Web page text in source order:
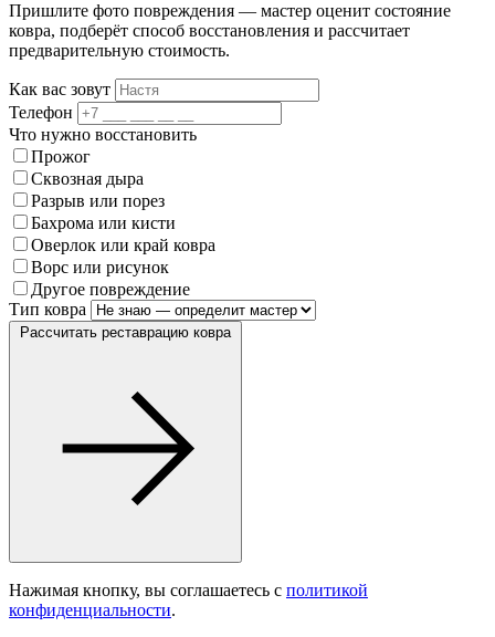
Пришлите фото повреждения — мастер оценит состояние
ковра, подберёт способ восстановления и рассчитает
предварительную стоимость.
Как вас зовут
Телефон
Что нужно восстановить
Прожог
Сквозная дыра
Разрыв или порез
Бахрома или кисти
Оверлок или край ковра
Ворс или рисунок
Другое повреждение
Тип ковра
Рассчитать реставрацию ковра
Нажимая кнопку, вы соглашаетесь с политикой
конфиденциальности.